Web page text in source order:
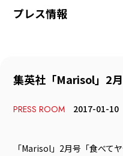
プレス情報
集英社「Marisol」2
PRESS ROOM 2017-01-10
「Marisol」2月号「食べて